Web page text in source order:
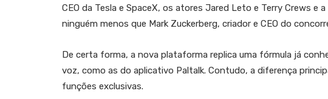
CEO da Tesla e SpaceX, os atores Jared Leto e Terry Crews e
ninguém menos que Mark Zuckerberg, criador e CEO do
De certa forma, a nova plataforma replica uma fórmula já
voz, como as do aplicativo Paltalk. Contudo, a diferença
funções exclusivas.